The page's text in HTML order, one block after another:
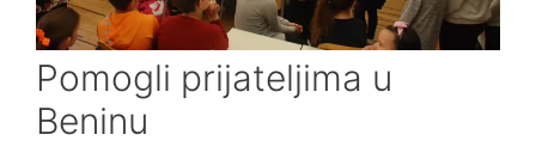
Pomogli prijateljima u
Beninu